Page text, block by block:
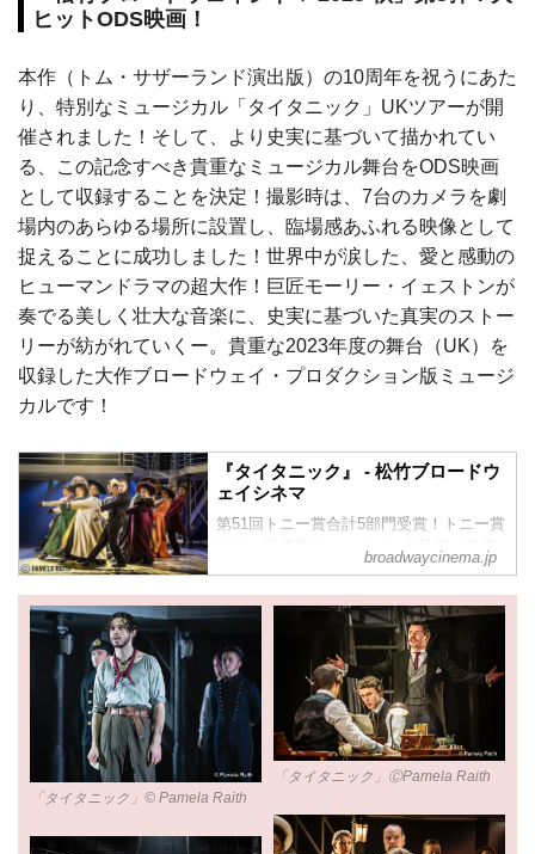
ヒットODS映画！
本作（トム・サザーランド演出版）の10周年を祝うにあた
り、特別なミュージカル「タイタニック」UKツアーが開
催されました！そして、より史実に基づいて描かれてい
る、この記念すべき貴重なミュージカル舞台をODS映画
として収録することを決定！撮影時は、7台のカメラを劇
場内のあらゆる場所に設置し、臨場感あふれる映像として
捉えることに成功しました！世界中が涙した、愛と感動の
ヒューマンドラマの超大作！巨匠モーリー・イェストンが
奏でる美しく壮大な音楽に、史実に基づいた真実のストー
リーが紡がれていくー。貴重な2023年度の舞台（UK）を
収録した大作ブロードウェイ・プロダクション版ミュージ
カルです！
『タイタニック』 - 松竹ブロードウ
ェイシネマ
第51回トニー賞合計5部門受賞！トニー賞
にて、最優秀ミュージカル作品賞、最優
秀ミュージカル脚本賞、最優秀作詞作曲
賞、最優秀ミュージカル装置デザイン
賞、最優秀編曲賞の5部門を受賞！
世界中が涙した、愛と感動のヒューマン
ドラマの超大作！巨匠モーリー・イェス
トンが奏でる美しく壮大な音楽に、史実
に基づいた真実のストーリーが紡がれて
いくー。
" 運命か、宿命か。夢の航海に、史実あ
り。"
「松竹ブロードウェイシネマ 2025 秋」
ポスター
写真クレジット：ⒸTristram Kenton
broadwaycinema.jp
「タイタニック」ⒸPamela Raith
「タイタニック」© Pamela Raith